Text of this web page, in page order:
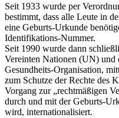
Seit 1933 wurde per
bestimmt, dass alle Leute in
eine Geburts-Urkunde
Identifikations-Nummer.
Seit 1990 wurde dann
Vereinten Nationen (UN)
Gesundheits-Organisation,
zum Schutze der Rechte des
Vorgang zur „rechtmäßigen
durch und mit der Geburts-
wird, internationalisiert.